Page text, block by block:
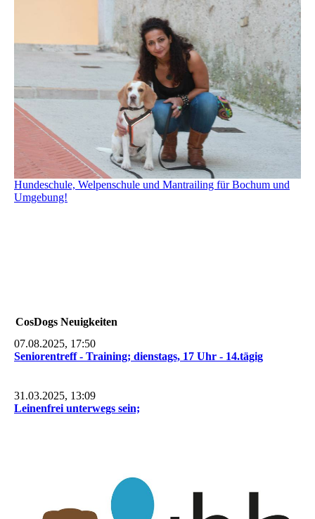
Hundeschule, Welpenschule und Mantrailing für Bochum und
Umgebung!
CosDogs Neuigkeiten
07.08.2025, 17:50
Seniorentreff - Training; dienstags, 17 Uhr - 14.tägig
31.03.2025, 13:09
Leinenfrei unterwegs sein;